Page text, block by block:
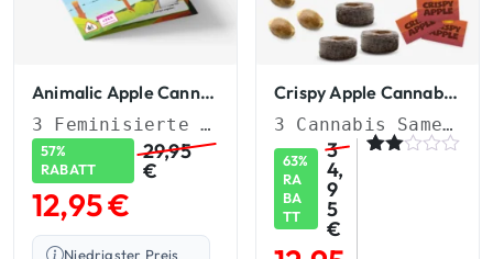
Animalic Apple Cannabis Samen
3 Feminisierte Cannabis Samen
57%
RABATT
29,95
€
12,95€
Niedrigster Preis
Crispy Apple Cannabis Samen
3 Cannabis Samen + Quellpads & Sticker
63%
RA
BA
TT
3
4,
9
5
€